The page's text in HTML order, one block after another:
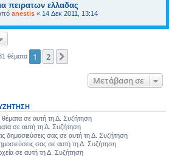
πειρατων ελλαδας
anestis « 14 Δεκ 2011, 13:14
θέματα 1 2
Μετάβαση σε
θέματα σε αυτή τη Δ. Συζήτηση
σε αυτή τη Δ. Συζήτηση
δημοσιεύσεις σας σε αυτή τη Δ. Συζήτηση
σας σε αυτή τη Δ. Συζήτηση
σε αυτή τη Δ. Συζήτηση